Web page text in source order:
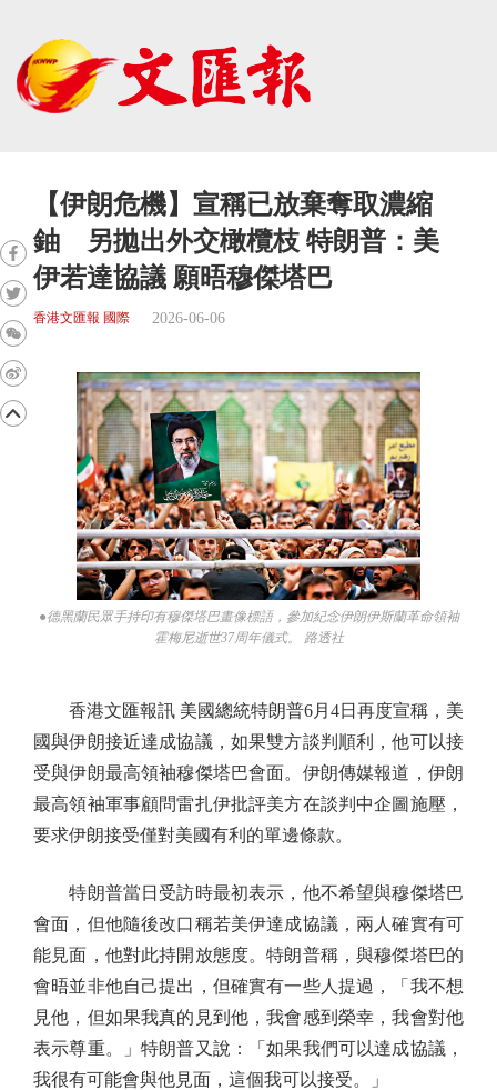
【伊朗危機】宣稱已放棄奪取濃縮
鈾 另拋出外交橄欖枝 特朗普：美
伊若達協議 願晤穆傑塔巴
香港文匯報 國際 2026-06-06
●德黑蘭民眾手持印有穆傑塔巴畫像標語，參加紀念伊朗伊斯蘭革命領袖
霍梅尼逝世37周年儀式。 路透社
香港文匯報訊 美國總統特朗普6月4日再度宣稱，美
國與伊朗接近達成協議，如果雙方談判順利，他可以接
受與伊朗最高領袖穆傑塔巴會面。伊朗傳媒報道，伊朗
最高領袖軍事顧問雷扎伊批評美方在談判中企圖施壓，
要求伊朗接受僅對美國有利的單邊條款。
特朗普當日受訪時最初表示，他不希望與穆傑塔巴
會面，但他隨後改口稱若美伊達成協議，兩人確實有可
能見面，他對此持開放態度。特朗普稱，與穆傑塔巴的
會晤並非他自己提出，但確實有一些人提過，「我不想
見他，但如果我真的見到他，我會感到榮幸，我會對他
表示尊重。」特朗普又說：「如果我們可以達成協議，
我很有可能會與他見面，這個我可以接受。」